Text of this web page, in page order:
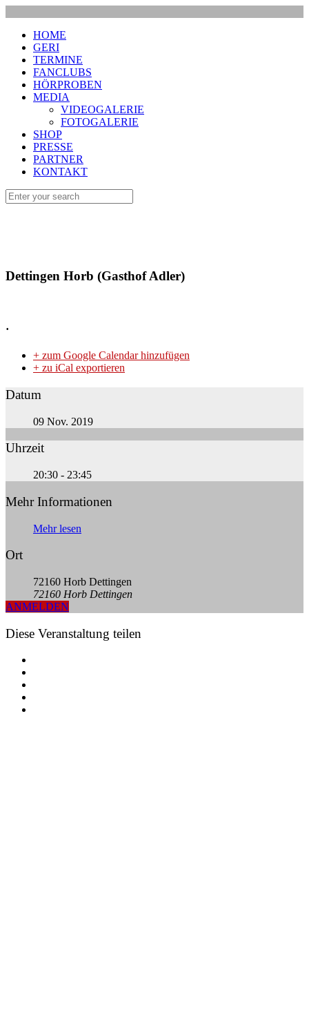
HOME
GERI
TERMINE
FANCLUBS
HÖRPROBEN
MEDIA
VIDEOGALERIE
FOTOGALERIE
SHOP
PRESSE
PARTNER
KONTAKT
Dettingen Horb (Gasthof Adler)
.
+ zum Google Calendar hinzufügen
+ zu iCal exportieren
Datum
09 Nov. 2019
Uhrzeit
20:30 - 23:45
Mehr Informationen
Mehr lesen
Ort
72160 Horb Dettingen
72160 Horb Dettingen
ANMELDEN
Diese Veranstaltung teilen